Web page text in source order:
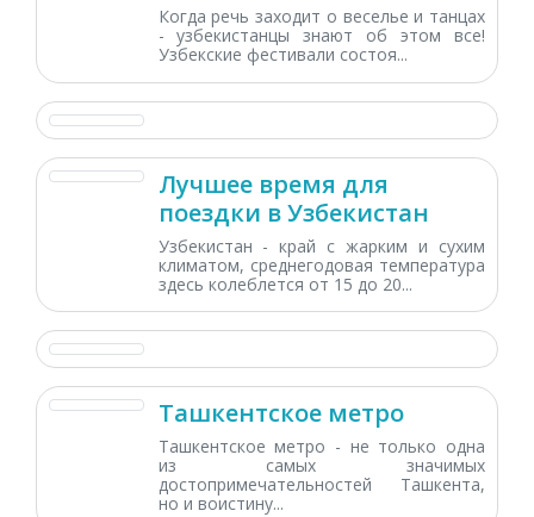
Когда речь заходит о веселье и танцах
- узбекистанцы знают об этом все!
Узбекские фестивали состоя...
Лучшее время для
поездки в Узбекистан
Узбекистан - край с жарким и сухим
климатом, среднегодовая температура
здесь колеблется от 15 до 20...
Ташкентское метро
Ташкентское метро - не только одна
из самых значимых
достопримечательностей Ташкента,
но и воистину...